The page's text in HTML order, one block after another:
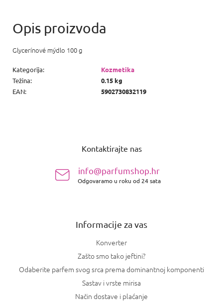
Glycerínové mýdlo 100 g
Kategorija:
Kozmetika
Težina:
0.15 kg
EAN: 5902730832119
Kontaktirajte nas
info@parfumshop.hr
Odgovaramo u roku od 24 sata
Informacije za vas
Konverter
Zašto smo tako jeftini?
Odaberite parfem svog srca prema dominantnoj komponenti
Sastav i vrste mirisa
Način dostave i plaćanje